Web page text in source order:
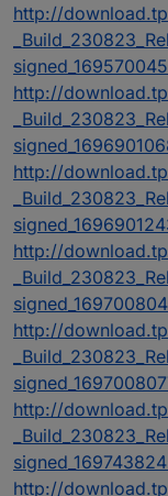
http://
http://
http://
http://
http://
http://
http://